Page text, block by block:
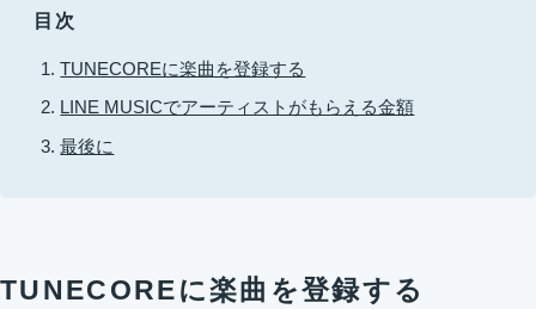
目次
TUNECOREに楽曲を登録する
LINE MUSICでアーティストがもらえる金額
最後に
TUNECOREに楽曲を登録する